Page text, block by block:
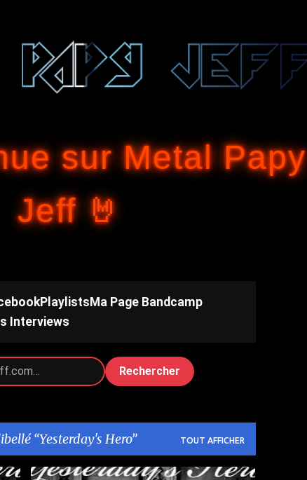
sur Metal Papy
Jeff 🤘
Playlists Ma Page Bandcamp
Interviews
Rechercher
Yesterday's Hero TOUT AFFICHER